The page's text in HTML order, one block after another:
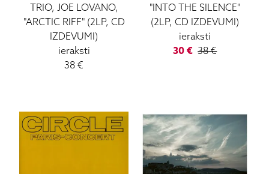
TRIO, JOE LOVANO,
"ARCTIC RIFF" (2LP, CD
IZDEVUMI)
ieraksti
38 €
"INTO THE SILENCE"
(2LP, CD IZDEVUMI)
ieraksti
30 € 38€